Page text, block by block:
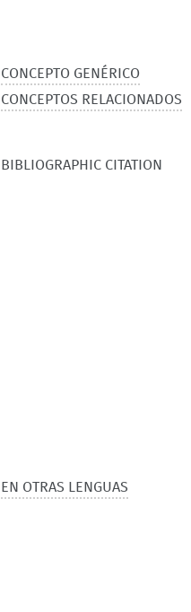
CONCEPTO GENÉRICO
CONCEPTOS RELACIONADOS
BIBLIOGRAPHIC CITATION
EN OTRAS LENGUAS